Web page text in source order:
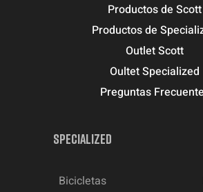
Productos de Scott
Productos de
Outlet Scott
Oultet Specialized
Preguntas
SPECIALIZED
Bicicletas